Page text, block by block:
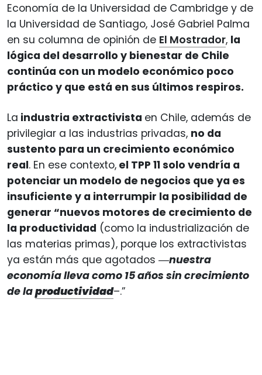
Economía de la Universidad de Cambridge y de
la Universidad de Santiago, José Gabriel Palma
en su columna de opinión de El Mostrador, la
lógica del desarrollo y bienestar de Chile
continúa con un modelo económico poco
práctico y que está en sus últimos respiros.
La industria extractivista en Chile, además de
privilegiar a las industrias privadas, no da
sustento para un crecimiento económico
real. En ese contexto, el TPP 11 solo vendría a
potenciar un modelo de negocios que ya es
insuficiente y a interrumpir la posibilidad de
generar “nuevos motores de crecimiento de
la productividad (como la industrialización de
las materias primas), porque los extractivistas
ya están más que agotados ―nuestra
economía lleva como 15 años sin crecimiento
de laproductividad–.”